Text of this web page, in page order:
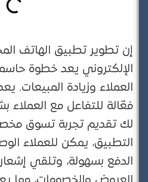
إن تطوير تطبيق الهاتف
الإلكتروني يعد خطوة حاسمة
العملاء وزيادة المبيعات.
فعّالة للتفاعل مع العملاء
لك تقديم تجربة تسوق
التطبيق، يمكن للعملاء
الدفع بسهولة، وتلقي